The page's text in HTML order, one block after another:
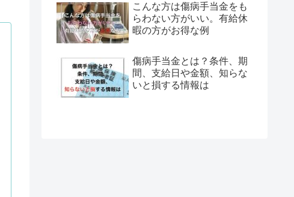
こんな方は傷病手当金をも
らわない方がいい。有給休
暇の方がお得な例
傷病手当金とは？条件、期
間、支給日や金額、知らな
いと損する情報は